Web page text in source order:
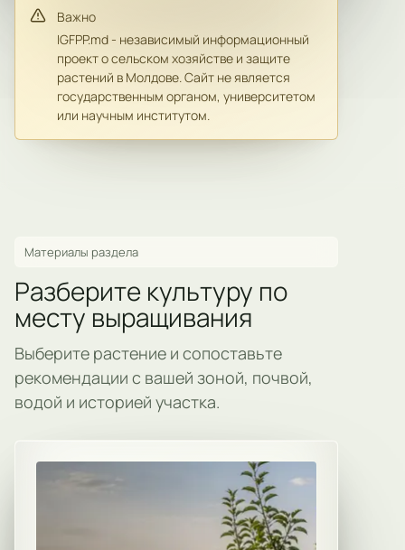
Важно
IGFPP.md - независимый информационный
проект о сельском хозяйстве и защите
растений в Молдове. Сайт не является
государственным органом, университетом
или научным институтом.
Материалы раздела
Разберите культуру по
месту выращивания
Выберите растение и сопоставьте
рекомендации с вашей зоной, почвой,
водой и историей участка.